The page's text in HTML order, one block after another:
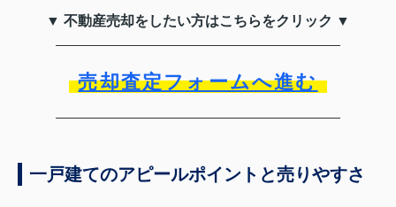
▼ 不動産売却をしたい方はこちらをクリック ▼
売却査定フォームへ進む
一戸建てのアピールポイントと売りやすさ